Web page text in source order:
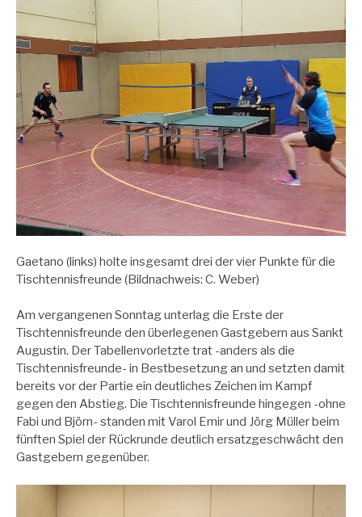
Gaetano (links) holte insgesamt drei der vier Punkte für die
Tischtennisfreunde (Bildnachweis: C. Weber)
Am vergangenen Sonntag unterlag die Erste der
Tischtennisfreunde den überlegenen Gastgebern aus Sankt
Augustin. Der Tabellenvorletzte trat -anders als die
Tischtennisfreunde- in Bestbesetzung an und setzten damit
bereits vor der Partie ein deutliches Zeichen im Kampf
gegen den Abstieg. Die Tischtennisfreunde hingegen -ohne
Fabi und Björn- standen mit Varol Emir und Jörg Müller beim
fünften Spiel der Rückrunde deutlich ersatzgeschwächt den
Gastgebern gegenüber.